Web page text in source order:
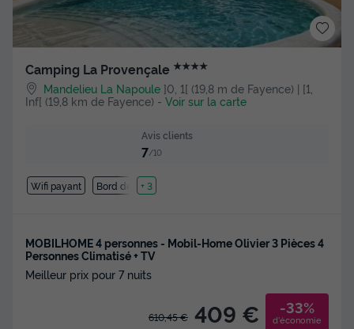
Camping La Provençale ★★★★
Mandelieu La Napoule ]0, 1[ (19,8 m de Fayence) | [1,
Inf[ (19,8 km de Fayence) - Voir sur la carte
Avis clients
7/10
Wifi payant Bord de mer
+ 3
MOBILHOME 4 personnes - Mobil-Home Olivier 3 Pièces 4
Personnes Climatisé + TV
Meilleur prix pour 7 nuits
610,45 € 409 € -33%
d'économie